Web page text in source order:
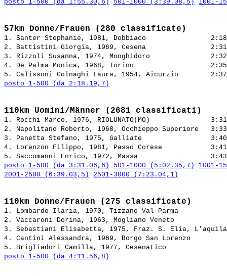
posto 1-500 (da 1:55.30,6)
501-1000 (3:39.08,5) 1001-
57km Donne/Frauen (280 classificate)
1. Santer Stephanie, 1981, Dobbiaco
2. Battistini Giorgia, 1969, Cesena
3. Rizzoli Susanna, 1974, Monghidoro
4. De Palma Monica, 1968, Torino
5. Calissoni Colnaghi Laura, 1954, Aicurzio
posto 1-500 (da 2:18.19,7)
110km Uomini/Männer (2681 classificati)
1. Rocchi Marco, 1976, RIOLUNATO(MO)
2. Napolitano Roberto, 1968, Occhieppo Superiore
3. Panetta Stefano, 1975, Galliate
4. Lorenzon Filippo, 1981, Passo Corese
5. Saccomanni Enrico, 1972, Massa
posto 1-500 (da 3:31.06,6)
501-1000 (5:02.35,7)
1001-
2001-2500 (6:39.03,5)
2501-3000 (7:23.04,1)
110km Donne/Frauen (275 classificate)
1. Lombardo Ilaria, 1970, Tizzano Val
2. Vaccaroni Dorina, 1963, Mogliano
3. Sebastiani Elisabetta, 1975, Fraz. S. Elia,
4. Cantini Alessandra, 1969, Borgo San
5. Brigliadori Camilla, 1977,
posto 1-500 (da 4:11.56,8)